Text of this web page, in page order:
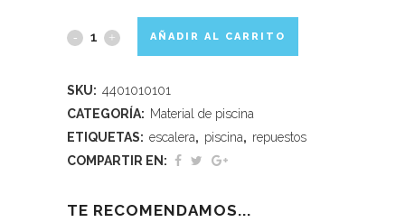
AÑADIR AL CARRITO
SKU: 4401010101
CATEGORÍA: Material de piscina
ETIQUETAS: escalera, piscina, repuestos
COMPARTIR EN:
TE RECOMENDAMOS...